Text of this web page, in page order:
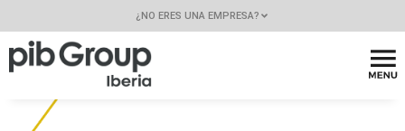
¿NO ERES UNA EMPRESA?